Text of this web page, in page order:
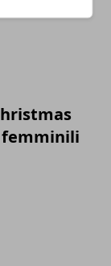
femminili